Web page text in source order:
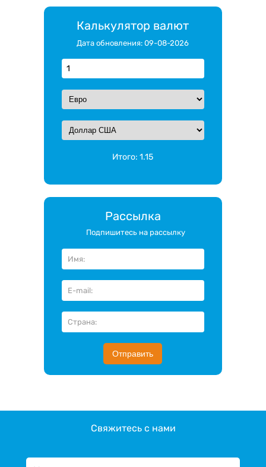
Калькулятор валют
Дата обновления: 09-08-2026
Итого:1.15
Рассылка
Подпишитесь на рассылку
Отправить
Свяжитесь с нами